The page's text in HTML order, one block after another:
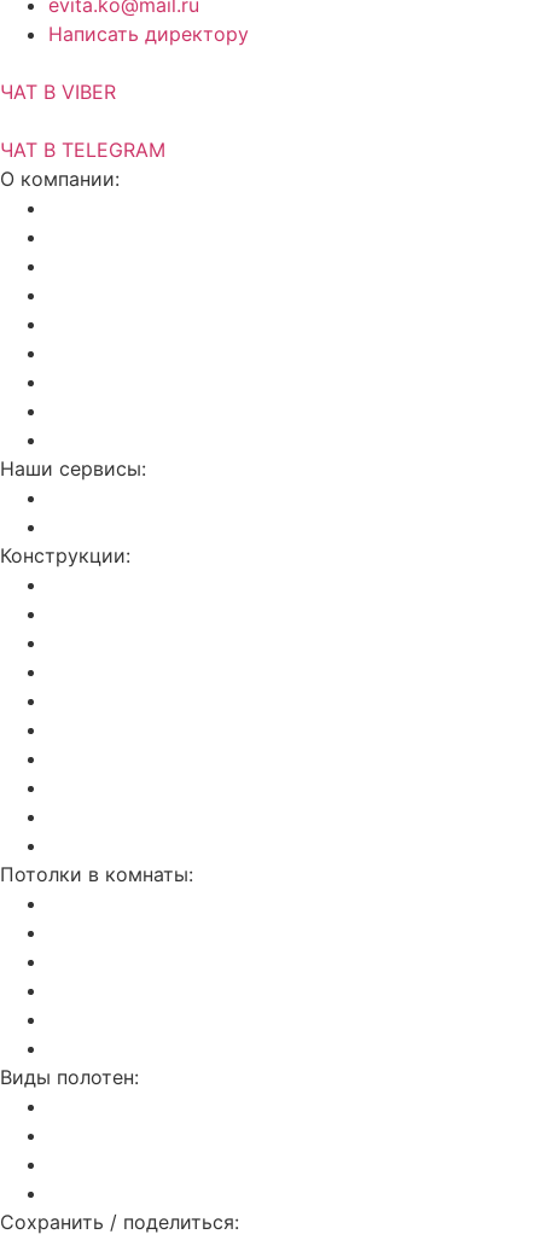
Написать директору
ЧАТ В VIBER
ЧАТ В TELEGRAM
О компании:
Наши сервисы:
Конструкции:
Потолки в комнаты:
Виды полотен:
Сохранить / поделиться: